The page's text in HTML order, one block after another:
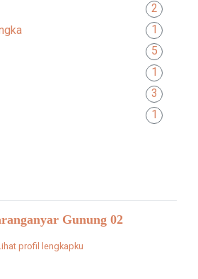
2
1
5
1
3
1
Gunung 02
profil lengkapku